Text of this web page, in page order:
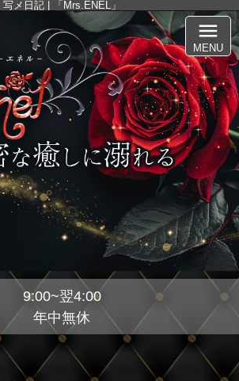
写メ日記 | 「Mrs.ENEL」
9:00~翌4:00
年中無休
menu
MENU